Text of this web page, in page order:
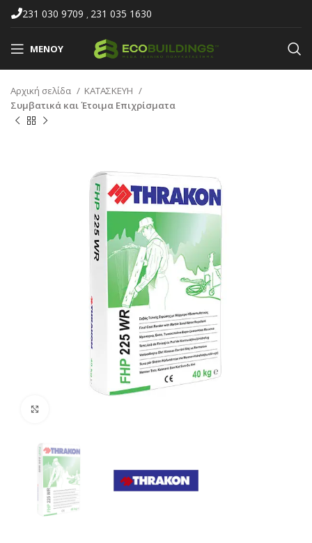
231 030 9709 , 231 035 1630
ΜΕΝΟΎ
Αρχική σελίδα
ΚΑΤΑΣΚΕΥΗ
Συμβατικά και Έτοιμα Επιχρίσματα